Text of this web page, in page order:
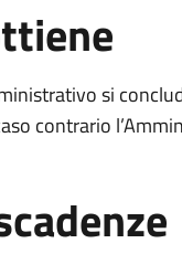
si
contrario